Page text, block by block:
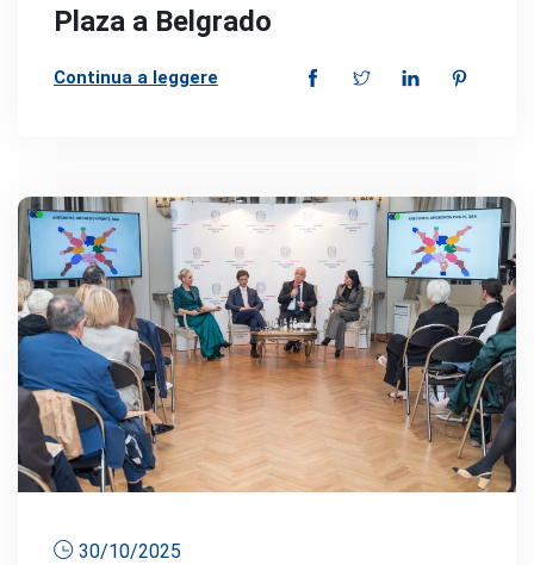
Plaza a Belgrado
Continua a leggere
30/10/2025